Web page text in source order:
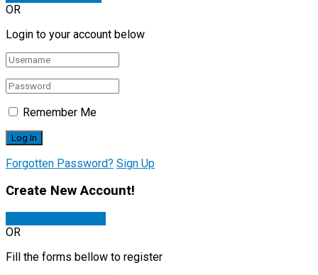
OR
Login to your account below
Remember Me
Forgotten Password? Sign Up
Create New Account!
OR
Fill the forms bellow to register